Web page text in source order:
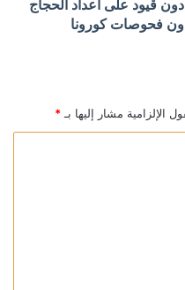
قيود على أعداد الحجاج
فحوصات كورونا
الإلزامية مشار إليها بـ *